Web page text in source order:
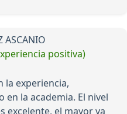
ASCANIO
positiva)
la experiencia,
la academia. El nivel
excelente, el mayor ya